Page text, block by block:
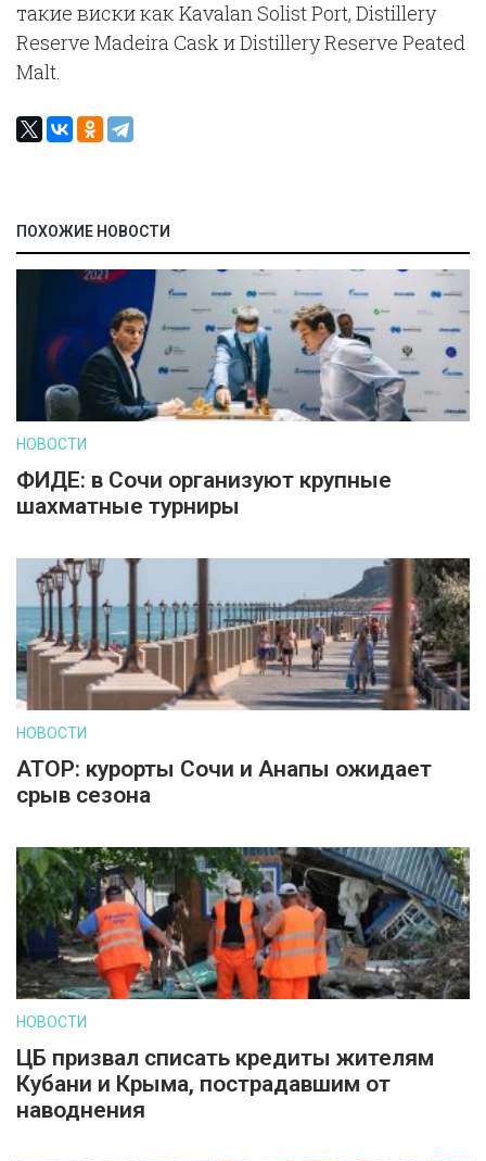
такие виски как Kavalan Solist Port, Distillery
Reserve Madeira Cask и Distillery Reserve Peated
Malt.
ПОХОЖИЕ НОВОСТИ
НОВОСТИ
ФИДЕ: в Сочи организуют крупные
шахматные турниры
НОВОСТИ
АТОР: курорты Сочи и Анапы ожидает
срыв сезона
НОВОСТИ
ЦБ призвал списать кредиты жителям
Кубани и Крыма, пострадавшим от
наводнения